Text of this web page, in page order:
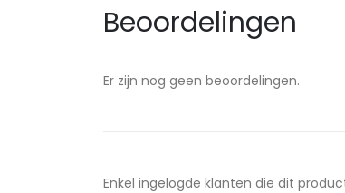
Beoordelingen
Er zijn nog geen beoordelingen.
Enkel ingelogde klanten die dit